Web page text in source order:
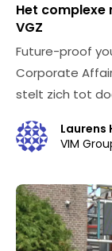
Het
VGZ
Future-proof
Corporate
stelt zich tot
Laurens
VIM